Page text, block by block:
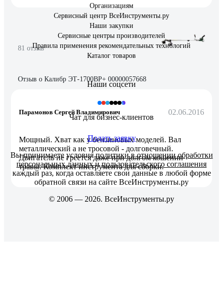
81 отзыв
Отзыв о Калибр ЭТ-1700ВР+ 00000057668
Парамонов Сергей Владимирович 02.06.2016
Мощный. Хват как у бензиновых моделей. Вал
металлический а не тросовой - долговечный.
Двигатель не греется даже при долгом кошении
травы. Комплект инструмента для сборки.
Организациям
Сервисный центр ВсеИнструменты.ру
Наши закупки
Сервисные центры производителей
Правила применения рекомендательных технологий
Каталог товаров
Наши соцсети
Чат для бизнес-клиентов
Подать заявку
Вы принимаете условияполитики в отношении обработки
персональных данныхипользовательского соглашения
каждый раз, когда оставляете свои данные в любой форме
обратной связи на сайте ВсеИнструменты.ру
© 2006 — 2026. ВсеИнструменты.ру